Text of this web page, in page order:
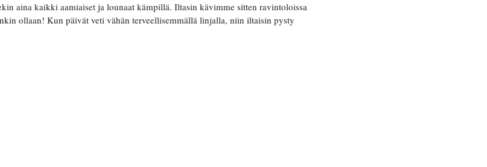
aina kaikki aamiaiset ja lounaat kämpillä. Iltasin kävimme sitten ravintoloissa
ollaan! Kun päivät veti vähän terveellisemmällä linjalla, niin iltaisin pysty